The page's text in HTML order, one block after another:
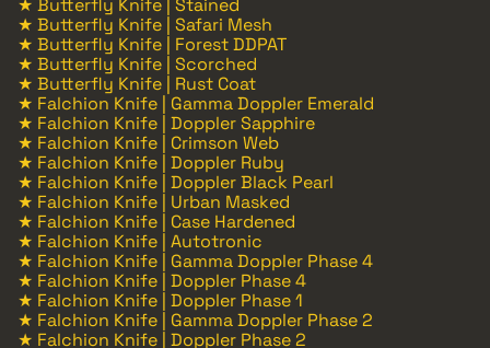
★ Butterfly Knife | Stained
★ Butterfly Knife | Safari Mesh
★ Butterfly Knife | Forest DDPAT
★ Butterfly Knife | Scorched
★ Butterfly Knife | Rust Coat
★ Falchion Knife | Gamma Doppler Emerald
★ Falchion Knife | Doppler Sapphire
★ Falchion Knife | Crimson Web
★ Falchion Knife | Doppler Ruby
★ Falchion Knife | Doppler Black Pearl
★ Falchion Knife | Urban Masked
★ Falchion Knife | Case Hardened
★ Falchion Knife | Autotronic
★ Falchion Knife | Gamma Doppler Phase 4
★ Falchion Knife | Doppler Phase 4
★ Falchion Knife | Doppler Phase 1
★ Falchion Knife | Gamma Doppler Phase 2
★ Falchion Knife | Doppler Phase 2